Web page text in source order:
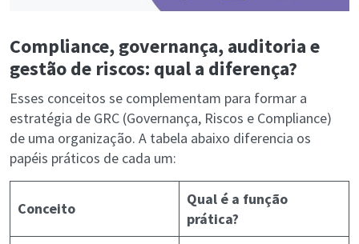
Compliance, governança, auditoria e
gestão de riscos: qual a diferença?
Esses conceitos se complementam para formar a
estratégia de GRC (Governança, Riscos e Compliance)
de uma organização. A tabela abaixo diferencia os
papéis práticos de cada um:
Conceito
Qual é a função
prática?